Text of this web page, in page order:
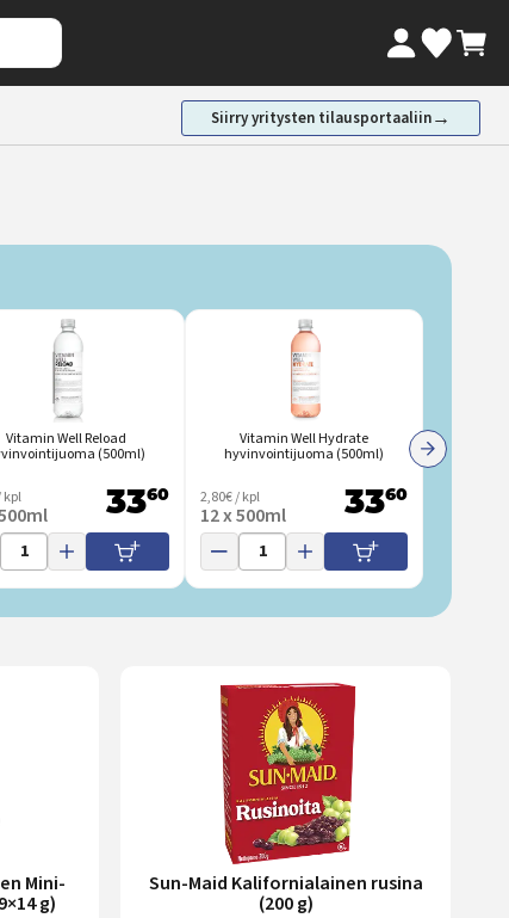
Oma tili
Siirry yritysten tilausportaaliin→
Vitamin Well Reload
(500ml)
kpl 3360
Vitamin Well Hydrate
hyvinvointijuoma (500ml)
2,80€ / kpl
12 x 500ml 3360
Mini-
g)
Sun-Maid Kalifornialainen rusina
(200 g)